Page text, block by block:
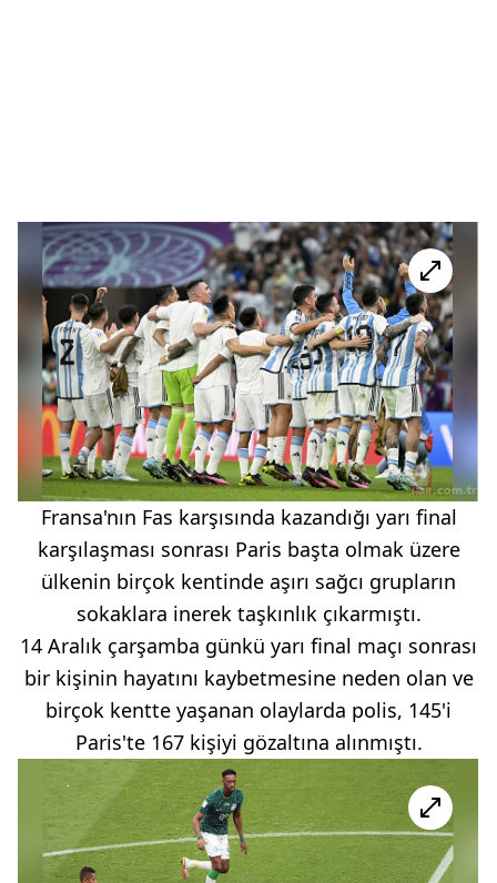
Fransa'nın Fas karşısında kazandığı yarı final
karşılaşması sonrası Paris başta olmak üzere
ülkenin birçok kentinde aşırı sağcı grupların
sokaklara inerek taşkınlık çıkarmıştı.
14 Aralık çarşamba günkü yarı final maçı sonrası
bir kişinin hayatını kaybetmesine neden olan ve
birçok kentte yaşanan olaylarda polis, 145'i
Paris'te 167 kişiyi gözaltına alınmıştı.